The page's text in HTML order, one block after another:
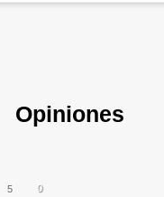
Opiniones
5 0